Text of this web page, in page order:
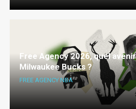
Free Agency 2026, quel
Milwaukee Bucks ?
FREE AGENCY NBA